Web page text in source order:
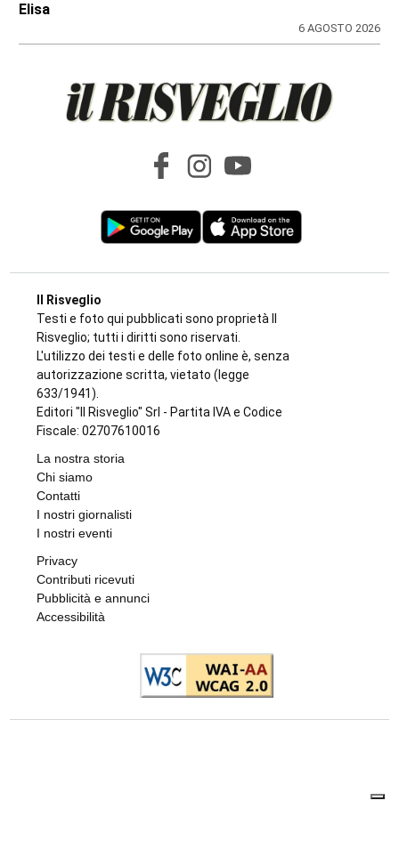
Elisa
6 AGOSTO 2026
Il Risveglio
Testi e foto qui pubblicati sono proprietà Il
Risveglio; tutti i diritti sono riservati.
L'utilizzo dei testi e delle foto online è, senza
autorizzazione scritta, vietato (legge
633/1941).
Editori "Il Risveglio" Srl - Partita IVA e Codice
Fiscale: 02707610016
La nostra storia
Chi siamo
Contatti
I nostri giornalisti
I nostri eventi
Privacy
Contributi ricevuti
Pubblicità e annunci
Accessibilità